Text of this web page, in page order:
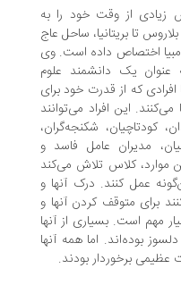
وقت خود را به
بریتانیا، ساحل عاج
اختصاص داده است. وی
یک دانشمند علوم
که از قدرت خود برای
این افراد می‌توانند
شکنجه‌گران،
مدیران عامل فاسد و
کلاس تلاش می‌کند
کنند. درک آنها و
متوقف کردن آنها و
بسیاری از آنها
اما همه آنها
برخوردار بودند.